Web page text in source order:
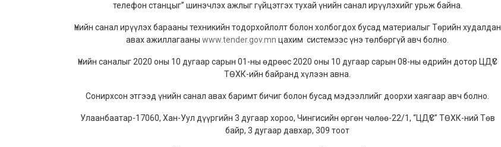
телефон станцыг” шинэчлэх ажлыг гүйцэтгэх тухай үнийн санал ирүүлэхийг урьж байна.
Үнийн санал ирүүлэх барааны техникийн тодорхойлолт болон холбогдох бусад материалыг Төрийн худалдан
авах ажиллагааныwww.tender.gov.mn цахим системээс үнэ төлбөргүй авч болно.
Үнийн саналыг 2020 оны 10 дугаар сарын 01-ны өдрөөс 2020 оны 10 дугаар сарын 08-ны өдрийн дотор ЦДҮС
ТӨХК-ийн байранд хүлээн авна.
Сонирхсон этгээд үнийн санал авах баримт бичиг болон бусад мэдээллийг доорхи хаягаар авч болно.
Улаанбаатар-17060, Хан-Уул дүүргийн 3 дугаар хороо, Чингисийн өргөн чөлөө-22/1, “ЦДҮС” ТӨХК-ний Төв
байр, 3 дугаар давхар, 309 тоот